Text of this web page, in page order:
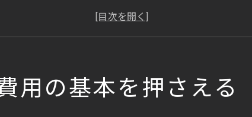
リフォーム費用内訳と予算の立て方のポイント
リフォーム補助金を活用した費用節約術
賃貸物件の価値を高める改修術とは
リフォームで賃貸アパートの魅力を引き出す方法
用の基本を押さえる